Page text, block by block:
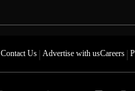
Contact Us| Advertise with usCareers|